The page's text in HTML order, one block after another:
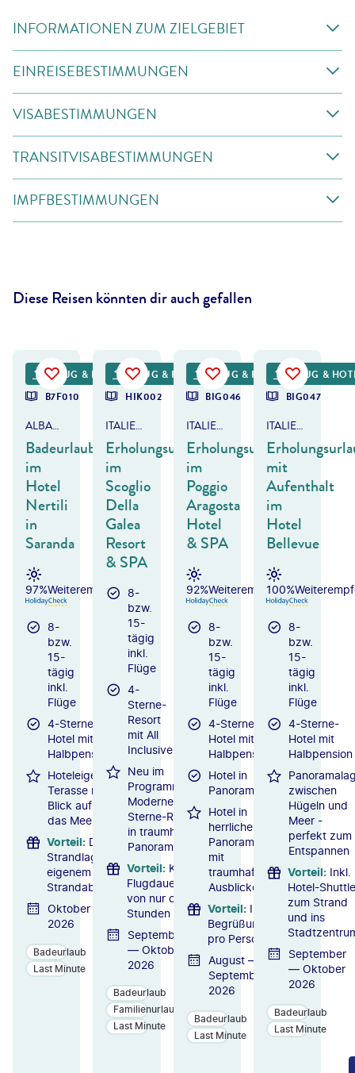
INFORMATIONEN ZUM ZIELGEBIET
EINREISEBESTIMMUNGEN
VISABESTIMMUNGEN
TRANSITVISABESTIMMUNGEN
IMPFBESTIMMUNGEN
Diese Reisen könnten dir auch gefallen
FLUG & HOTEL
B7F010
ALBANIEN
Badeurlaub
im
Hotel
Nertili
in
Saranda
Weiterempfehlung
97%
8-
bzw.
15-
tägig
inkl.
Flüge
4-Sterne-
Hotel mit
Halbpension
Hoteleigene
Terasse mit
Blick auf
das Meer
Vorteil: Direkte
Strandlage mit
eigenem
Strandabschnitt
Oktober
2026
Badeurlaub
Last Minute
FLUG & HOTEL
HIK002
ITALIEN - KALABRIEN
Erholungsurlaub
im
Scoglio
Della
Galea
Resort
& SPA
8-
bzw.
15-
tägig
inkl.
Flüge
4-
Sterne-
Resort
mit All
Inclusive
Neu im
Programm:
Modernes 4-
Sterne-Resort
in traumhafter
Panoramalage
Vorteil: Kurze
Flugdauer
von nur ca. 2
Stunden
September
— Oktober
2026
Badeurlaub
Familienurlaub
Last Minute
FLUG & HOTEL
BIG046
ITALIEN - ISCHIA
Erholungsurlaub
im
Poggio
Aragosta
Hotel
& SPA
Weiterempfehlung
92%
8-
bzw.
15-
tägig
inkl.
Flüge
4-Sterne-
Hotel mit
Halbpension
Hotel in
Panoramalage
Hotel in
herrlicher
Panoramalage
mit
traumhaften
Ausblicken
Vorteil: Inkl. 1 x
Begrüßungscocktail
pro Person
August —
September
2026
Badeurlaub
Last Minute
FLUG &
BIG047
ITALIEN - KAMPANIEN
mit
Aufenthalt
im
Hotel
Bellevue
100%
8-
bzw.
15-
tägig
inkl.
Flüge
4-Sterne-
Hotel mit
Halbpension
zwischen
Hügeln und
Meer -
perfekt zum
Entspannen
Vorteil: Inkl.
Hotel-Shuttle
zum Strand
und ins
September
— Oktober
2026
Badeurlaub
Last Minute